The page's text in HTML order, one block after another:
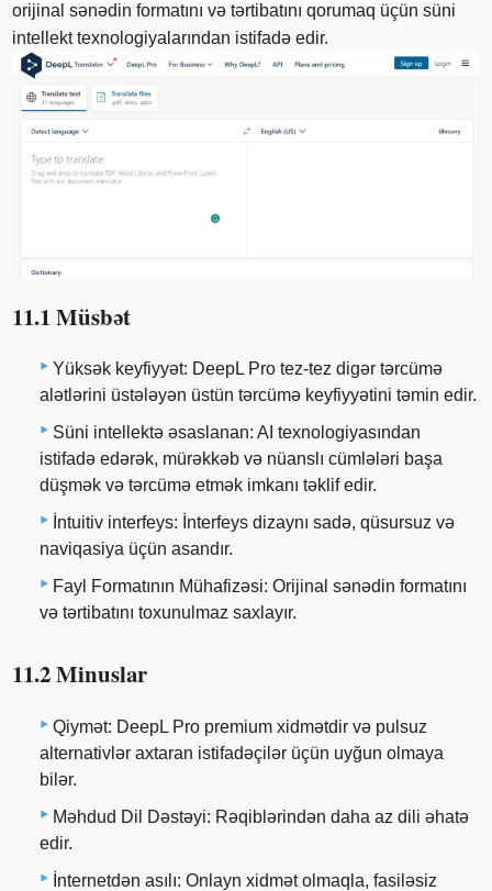
orijinal sənədin formatını və tərtibatını qorumaq üçün süni
intellekt texnologiyalarından istifadə edir.
11.1 Müsbət
Yüksək keyfiyyət: DeepL Pro tez-tez digər tərcümə
alətlərini üstələyən üstün tərcümə keyfiyyətini təmin edir.
Süni intellektə əsaslanan: AI texnologiyasından
istifadə edərək, mürəkkəb və nüanslı cümlələri başa
düşmək və tərcümə etmək imkanı təklif edir.
İntuitiv interfeys: İnterfeys dizaynı sadə, qüsursuz və
naviqasiya üçün asandır.
Fayl Formatının Mühafizəsi: Orijinal sənədin formatını
və tərtibatını toxunulmaz saxlayır.
11.2 Minuslar
Qiymət: DeepL Pro premium xidmətdir və pulsuz
alternativlər axtaran istifadəçilər üçün uyğun olmaya
bilər.
Məhdud Dil Dəstəyi: Rəqiblərindən daha az dili əhatə
edir.
İnternetdən asılı: Onlayn xidmət olmaqla, fasiləsiz